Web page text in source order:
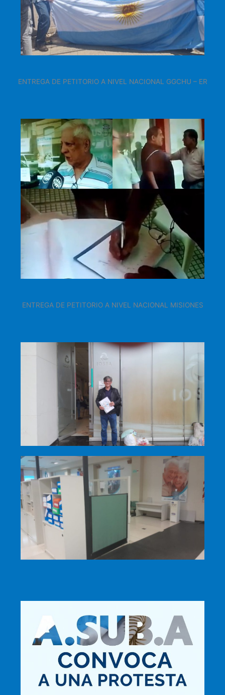
ENTREGA DE PETITORIO A NIVEL NACIONAL GGCHU – ER
ENTREGA DE PETITORIO A NIVEL NACIONAL MISIONES